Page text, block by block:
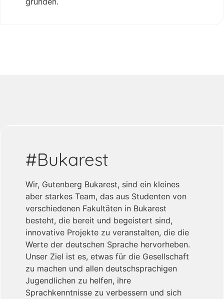
#Bukarest
Wir, Gutenberg Bukarest, sind ein kleines
aber starkes Team, das aus Studenten von
verschiedenen Fakultäten in Bukarest
besteht, die bereit und begeistert sind,
innovative Projekte zu veranstalten, die die
Werte der deutschen Sprache hervorheben.
Unser Ziel ist es, etwas für die Gesellschaft
zu machen und allen deutschsprachigen
Jugendlichen zu helfen, ihre
Sprachkenntnisse zu verbessern und sich